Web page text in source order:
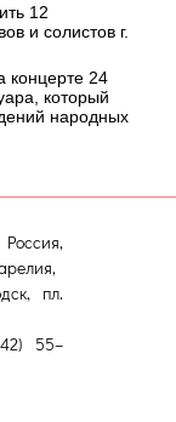
12
и солистов г.
концерте 24
который
народных
пл.
55–